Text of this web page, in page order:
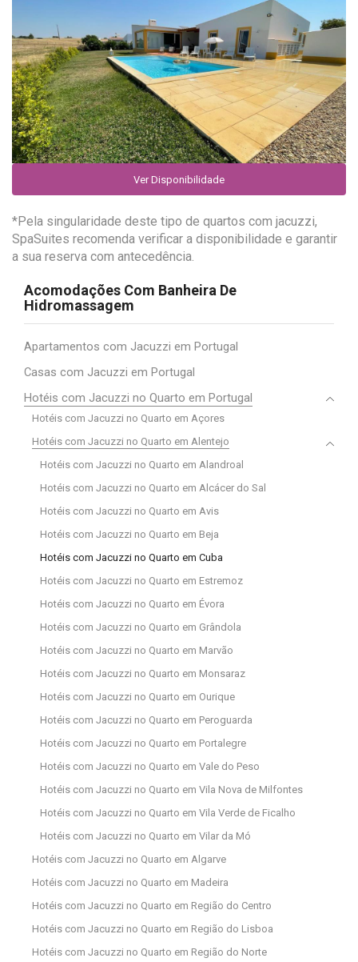
Ver Disponibilidade
*Pela singularidade deste tipo de quartos com jacuzzi,
SpaSuites recomenda verificar a disponibilidade e garantir
a sua reserva com antecedência.
Acomodações Com Banheira De
Hidromassagem
Apartamentos com Jacuzzi em Portugal
Casas com Jacuzzi em Portugal
Hotéis com Jacuzzi no Quarto em Portugal
Hotéis com Jacuzzi no Quarto em Açores
Hotéis com Jacuzzi no Quarto em Alentejo
Hotéis com Jacuzzi no Quarto em Alandroal
Hotéis com Jacuzzi no Quarto em Alcácer do Sal
Hotéis com Jacuzzi no Quarto em Avis
Hotéis com Jacuzzi no Quarto em Beja
Hotéis com Jacuzzi no Quarto em Cuba
Hotéis com Jacuzzi no Quarto em Estremoz
Hotéis com Jacuzzi no Quarto em Évora
Hotéis com Jacuzzi no Quarto em Grândola
Hotéis com Jacuzzi no Quarto em Marvão
Hotéis com Jacuzzi no Quarto em Monsaraz
Hotéis com Jacuzzi no Quarto em Ourique
Hotéis com Jacuzzi no Quarto em Peroguarda
Hotéis com Jacuzzi no Quarto em Portalegre
Hotéis com Jacuzzi no Quarto em Vale do Peso
Hotéis com Jacuzzi no Quarto em Vila Nova de Milfontes
Hotéis com Jacuzzi no Quarto em Vila Verde de Ficalho
Hotéis com Jacuzzi no Quarto em Vilar da Mó
Hotéis com Jacuzzi no Quarto em Algarve
Hotéis com Jacuzzi no Quarto em Madeira
Hotéis com Jacuzzi no Quarto em Região do Centro
Hotéis com Jacuzzi no Quarto em Região do Lisboa
Hotéis com Jacuzzi no Quarto em Região do Norte